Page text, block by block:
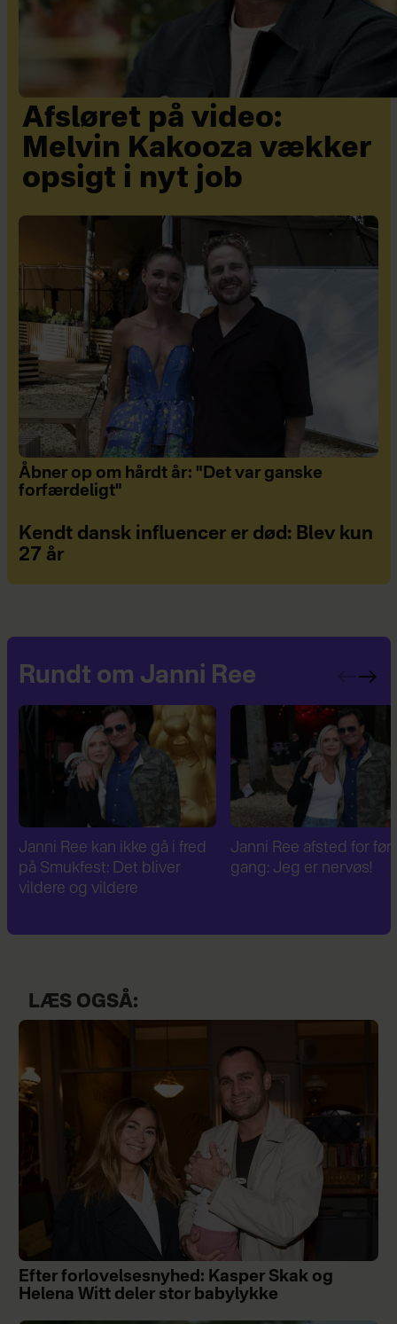
Afsløret på video:
Melvin Kakooza vækker
opsigt i nyt job
Åbner op om hårdt år: "Det var ganske
forfærdeligt"
Kendt dansk influencer er død: Blev kun
27 år
Rundt om Janni Ree
Janni Ree afsted for første
gang: Jeg er nervøs!
Janni Ree er fascineret
verdenskrig: Har
LÆS OGSÅ:
Efter forlovelsesnyhed: Kasper Skak og
Helena Witt deler stor babylykke